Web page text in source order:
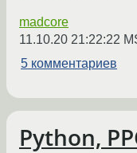
madcore
11.10.20 21:22:22
5 комментариев
Python,